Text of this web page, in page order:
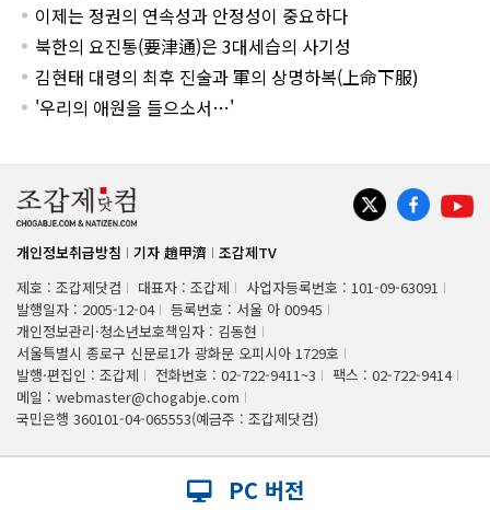
이제는 정권의 연속성과 안정성이 중요하다
북한의 요진통(要津通)은 3대세습의 사기성
김현태 대령의 최후 진술과 軍의 상명하복(上命下服)
'우리의 애원을 들으소서…'
개인정보취급방침 기자 趙甲濟
조갑제TV
제호 : 조갑제닷컴
대표자 : 조갑제
사업자등록번호 : 101-09-63091
발행일자 : 2005-12-04
등록번호 : 서울 아 00945
개인정보관리·청소년보호책임자 : 김동현
서울특별시 종로구 신문로1가 광화문 오피시아 1729호
발행·편집인 : 조갑제
전화번호 : 02-722-9411~3
팩스 : 02-722-9414
메일 : webmaster@chogabje.com
국민은행 360101-04-065553(예금주 : 조갑제닷컴)
PC 버전